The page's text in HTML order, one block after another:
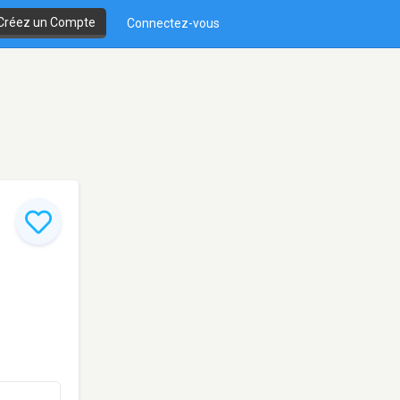
un Compte Connectez-vous